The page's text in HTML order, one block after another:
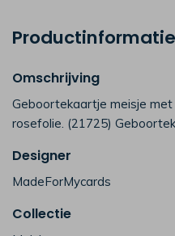
Productinformatie
Omschrijving
Geboortekaartje meisje met
rosefolie. (21725)
Designer
MadeForMycards
Collectie